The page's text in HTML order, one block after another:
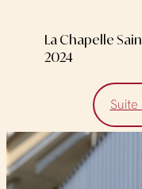
La Chapelle
2024